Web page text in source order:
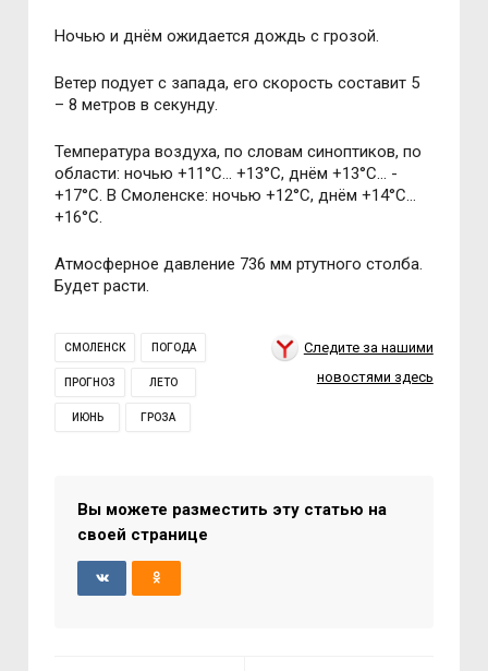
Ночью и днём ожидается дождь с грозой.
Ветер подует с запада, его скорость составит 5
– 8 метров в секунду.
Температура воздуха, по словам синоптиков, по
области: ночью +11°C… +13°C, днём +13°C… -
+17°C. В Смоленске: ночью +12°C, днём +14°C…
+16°C.
Атмосферное давление 736 мм ртутного столба.
Будет расти.
СМОЛЕНСК ПОГОДА
ПРОГНОЗ ЛЕТО
ИЮНЬ ГРОЗА
Следите за нашими
новостями здесь
Вы можете разместить эту статью на
своей странице